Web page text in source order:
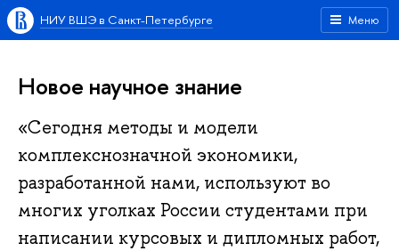
Меню
НИУ ВШЭ в Санкт-Петербурге
Новое научное знание
«Сегодня методы и модели
комплекснозначной экономики,
разработанной нами, используют во
многих уголках России студентами при
написании курсовых и дипломных работ,